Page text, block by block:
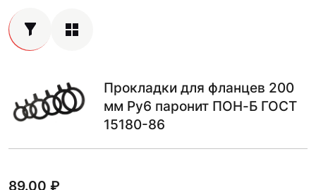
Прокладки для фланцев 200
мм Ру6 паронит ПОН-Б ГОСТ
15180-86
89.00 ₽